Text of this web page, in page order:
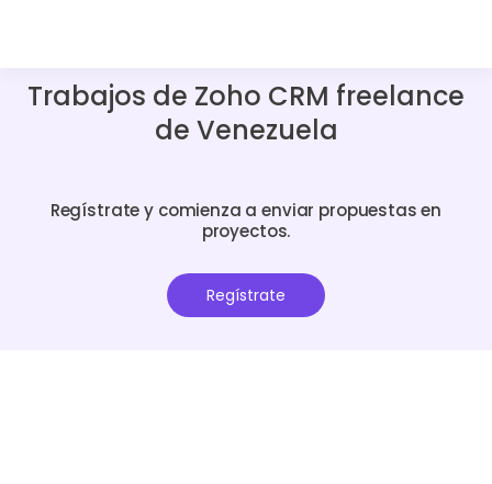
Trabajos de Zoho CRM freelance
de Venezuela
Regístrate y comienza a enviar propuestas en
proyectos.
Regístrate